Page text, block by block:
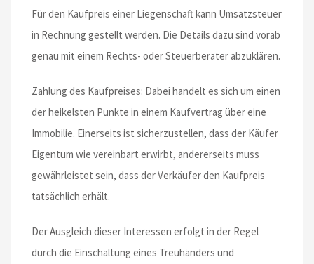
Für den Kaufpreis einer Liegenschaft kann Umsatzsteuer
in Rechnung gestellt werden. Die Details dazu sind vorab
genau mit einem Rechts- oder Steuerberater abzuklären.
Zahlung des Kaufpreises: Dabei handelt es sich um einen
der heikelsten Punkte in einem Kaufvertrag über eine
Immobilie. Einerseits ist sicherzustellen, dass der Käufer
Eigentum wie vereinbart erwirbt, andererseits muss
gewährleistet sein, dass der Verkäufer den Kaufpreis
tatsächlich erhält.
Der Ausgleich dieser Interessen erfolgt in der Regel
durch die Einschaltung eines Treuhänders und